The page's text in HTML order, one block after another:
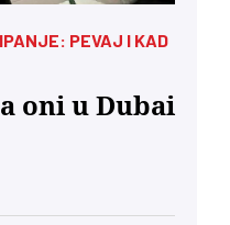
PEVAJ I KAD
oni u Dubai